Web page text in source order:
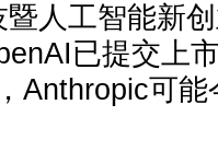
人工智能新
已提交上
Anthropic可